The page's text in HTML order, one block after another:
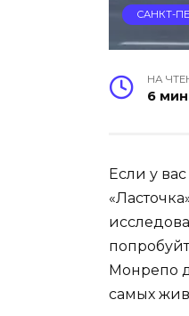
САНКТ-
НА
6 мин
Если у
Монрепо
самых